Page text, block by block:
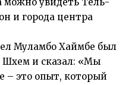
и города центра
Муламбо Хаймбе был
Шхем и сказал: «Мы
– это опыт, который